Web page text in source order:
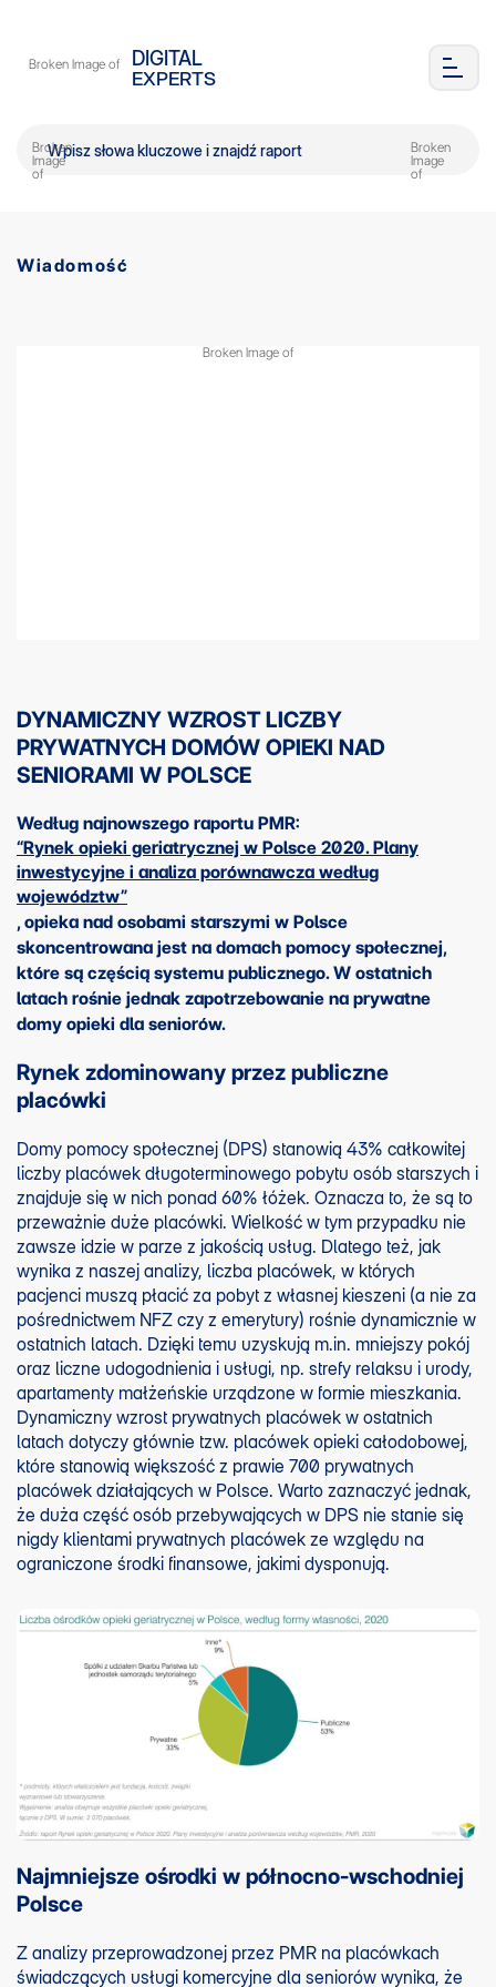
DIGITAL
EXPERTS
Wiadomość
DYNAMICZNY WZROST LICZBY
PRYWATNYCH DOMÓW OPIEKI NAD
SENIORAMI W POLSCE
Według najnowszego raportu PMR:
“Rynek opieki geriatrycznej w Polsce 2020. Plany
inwestycyjne i analiza porównawcza według
województw”
, opieka nad osobami starszymi w Polsce
skoncentrowana jest na domach pomocy społecznej,
które są częścią systemu publicznego. W ostatnich
latach rośnie jednak zapotrzebowanie na prywatne
domy opieki dla seniorów.
Rynek zdominowany przez publiczne
placówki
Domy pomocy społecznej (DPS) stanowią 43% całkowitej
liczby placówek długoterminowego pobytu osób starszych i
znajduje się w nich ponad 60% łóżek. Oznacza to, że są to
przeważnie duże placówki. Wielkość w tym przypadku nie
zawsze idzie w parze z jakością usług. Dlatego też, jak
wynika z naszej analizy, liczba placówek, w których
pacjenci muszą płacić za pobyt z własnej kieszeni (a nie za
pośrednictwem NFZ czy z emerytury) rośnie dynamicznie w
ostatnich latach. Dzięki temu uzyskują m.in. mniejszy pokój
oraz liczne udogodnienia i usługi, np. strefy relaksu i urody,
apartamenty małżeńskie urządzone w formie mieszkania.
Dynamiczny wzrost prywatnych placówek w ostatnich
latach dotyczy głównie tzw. placówek opieki całodobowej,
które stanowią większość z prawie 700 prywatnych
placówek działających w Polsce. Warto zaznaczyć jednak,
że duża część osób przebywających w DPS nie stanie się
nigdy klientami prywatnych placówek ze względu na
ograniczone środki finansowe, jakimi dysponują.
Najmniejsze ośrodki w północno-wschodniej
Polsce
Z analizy przeprowadzonej przez PMR na placówkach
świadczących usługi komercyjne dla seniorów wynika, że